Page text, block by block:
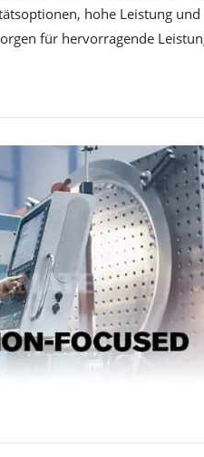
hohe Leistung und
für hervorragende